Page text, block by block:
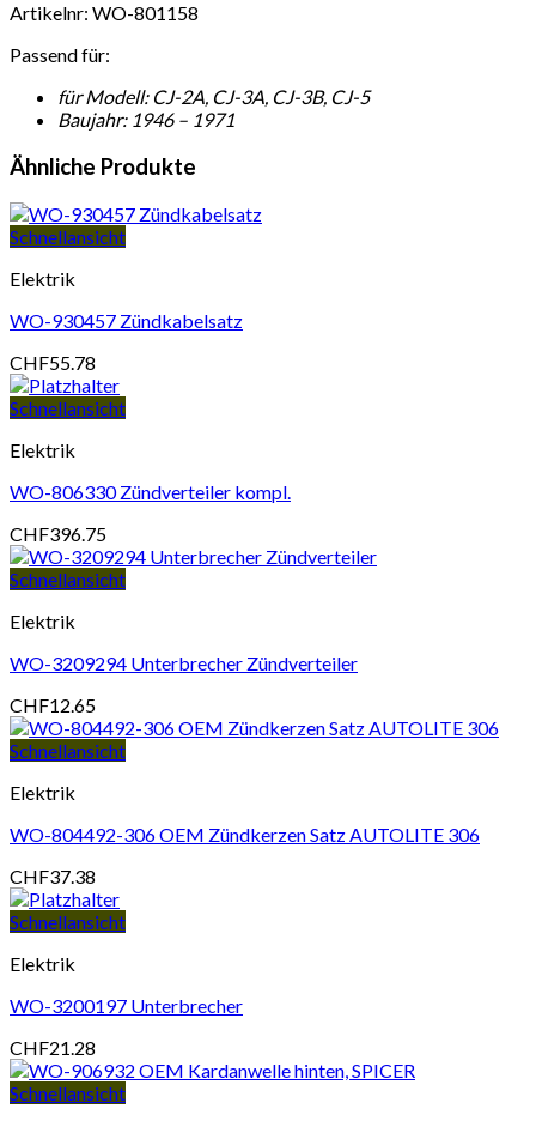
Artikelnr: WO-801158
Passend für:
für Modell: CJ-2A, CJ-3A, CJ-3B, CJ-5
Baujahr: 1946 – 1971
Ähnliche Produkte
Schnellansicht
Elektrik
WO-930457 Zündkabelsatz
CHF55.78
Schnellansicht
Elektrik
WO-806330 Zündverteiler kompl.
CHF396.75
Schnellansicht
Elektrik
WO-3209294 Unterbrecher Zündverteiler
CHF12.65
Schnellansicht
Elektrik
WO-804492-306 OEM Zündkerzen Satz AUTOLITE 306
CHF37.38
Schnellansicht
Elektrik
WO-3200197 Unterbrecher
CHF21.28
Schnellansicht